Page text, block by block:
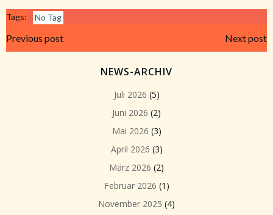
Tags: No Tag
Beitragsnavigation
Previous post Next post
NEWS-ARCHIV
Juli 2026 (5)
Juni 2026 (2)
Mai 2026 (3)
April 2026 (3)
März 2026 (2)
Februar 2026 (1)
November 2025 (4)